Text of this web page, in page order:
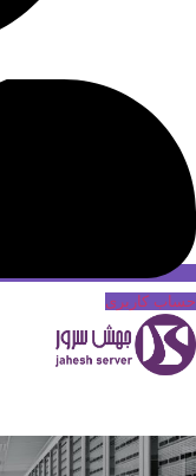
حساب کاربری